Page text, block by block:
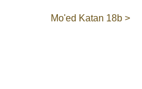
Mo'ed Katan 18b >